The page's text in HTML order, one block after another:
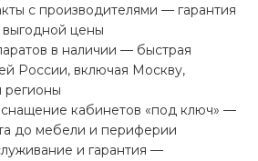
с производителями — гарантия
цены
в наличии — быстрая
России, включая Москву,
регионы
кабинетов «под ключ» —
до мебели и периферии
и гарантия —